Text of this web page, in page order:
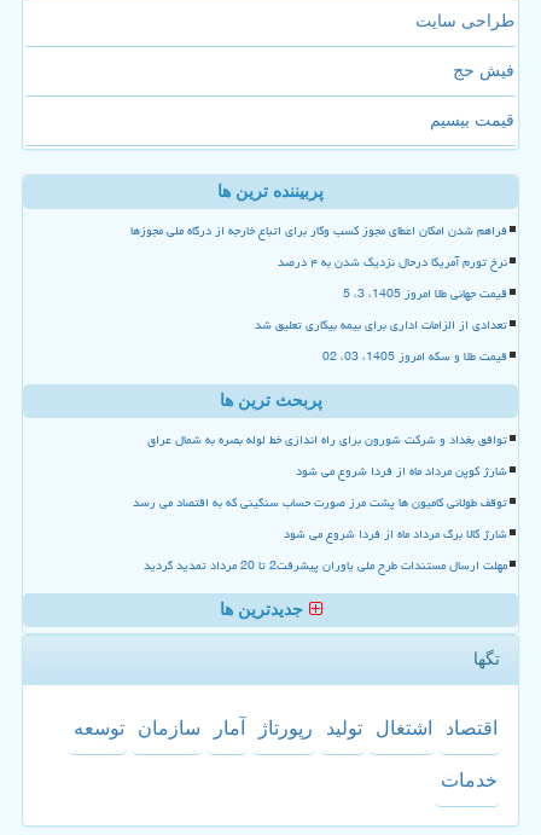
طراحی سایت
فیش حج
قیمت بیسیم
پربیننده ترین ها
فراهم شدن امکان اعطای مجوز کسب وکار برای اتباع خارجه از درگاه ملی مجوزها
نرخ تورم آمریکا درحال نزدیک شدن به ۴ درصد
قیمت جهانی طلا امروز 1405، 3، 5
تعدادی از الزامات اداری برای بیمه بیکاری تعلیق شد
قیمت طلا و سکه امروز 1405، 03، 02
پربحث ترین ها
توافق بغداد و شرکت شورون برای راه اندازی خط لوله بصره به شمال عراق
شارژ کوپن مرداد ماه از فردا شروع می شود
توقف طولانی کامیون ها پشت مرز صورت حساب سنگینی که به اقتصاد می رسد
شارژ کالا برگ مرداد ماه از فردا شروع می شود
مهلت ارسال مستندات طرح ملی یاوران پیشرفت2 تا 20 مرداد تمدید گردید
جدیدترین ها
تگها
اقتصاد اشتغال تولید رپورتاژ آمار سازمان توسعه
خدمات